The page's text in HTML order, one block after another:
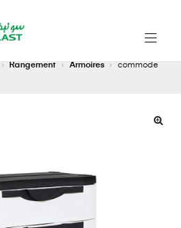
Rangement Armoires
commode